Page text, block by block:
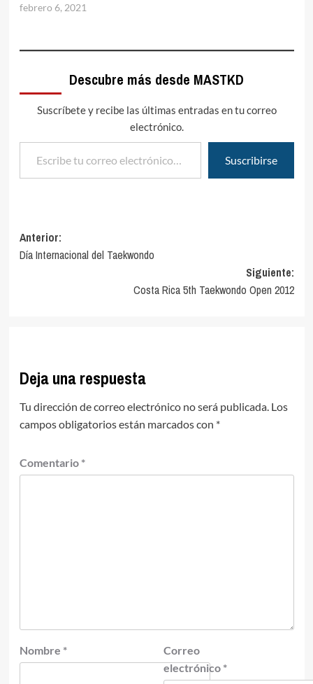
febrero 6, 2021
Descubre más desde MASTKD
Suscríbete y recibe las últimas entradas en tu correo
electrónico.
Escribe tu correo electrónico…
Suscribirse
Navegación
de
Anterior:
Día Internacional del Taekwondo
Siguiente:
Costa Rica 5th Taekwondo Open 2012
Deja una respuesta
Tu dirección de correo electrónico no será publicada. Los
campos obligatorios están marcados con *
Comentario *
Nombre *
Correo
electrónico *